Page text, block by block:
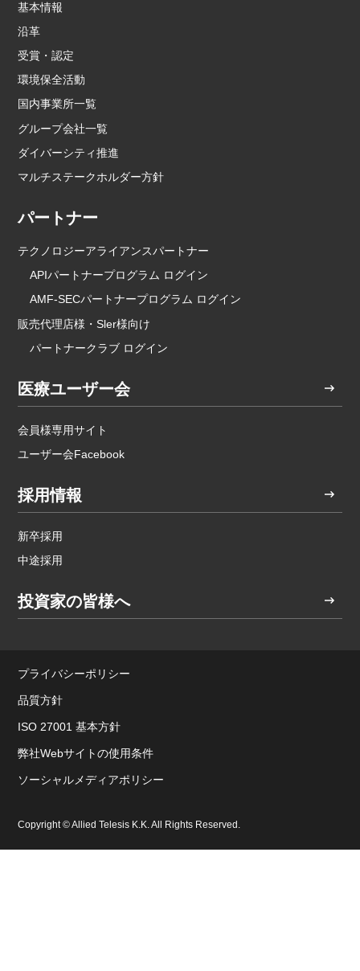
基本情報
沿革
受賞・認定
環境保全活動
国内事業所一覧
グループ会社一覧
ダイバーシティ推進
マルチステークホルダー方針
パートナー
テクノロジーアライアンスパートナー
APIパートナープログラム ログイン
AMF-SECパートナープログラム ログイン
販売代理店様・Sler様向け
パートナークラブ ログイン
医療ユーザー会
会員様専用サイト
ユーザー会Facebook
採用情報
新卒採用
中途採用
投資家の皆様へ
プライバシーポリシー
品質方針
ISO 27001 基本方針
弊社Webサイトの使用条件
ソーシャルメディアポリシー
Copyright © Allied Telesis K.K. All Rights Reserved.